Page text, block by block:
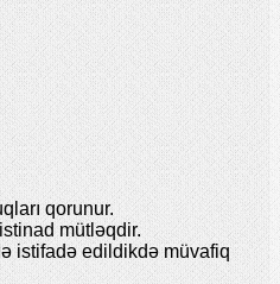
qorunur.
mütləqdir.
istifadə edildikdə müvafiq